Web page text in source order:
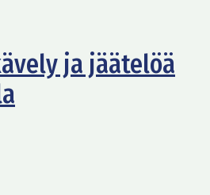
– Peuranevan kutsu
ja jäätelöä
ja jäätelöä lumen avulla